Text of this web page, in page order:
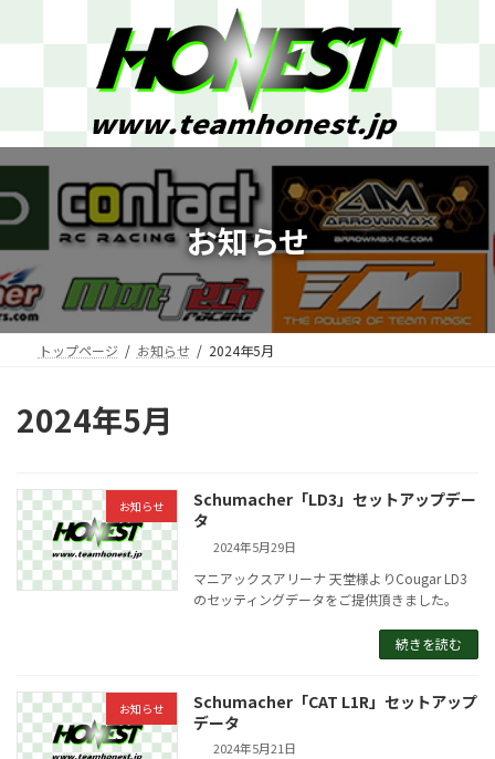
ス
キ
ッ
ン
に
移
お知らせ
トップページ お知らせ 2024年5月
2024年5月
お知らせ
Schumacher「LD3」セットアップデー
タ
2024年5月29日
マニアックスアリーナ 天堂様よりCougar LD3
のセッティングデータをご提供頂きました。
続きを読む
お知らせ
Schumacher「CAT L1R」セットアップ
データ
2024年5月21日